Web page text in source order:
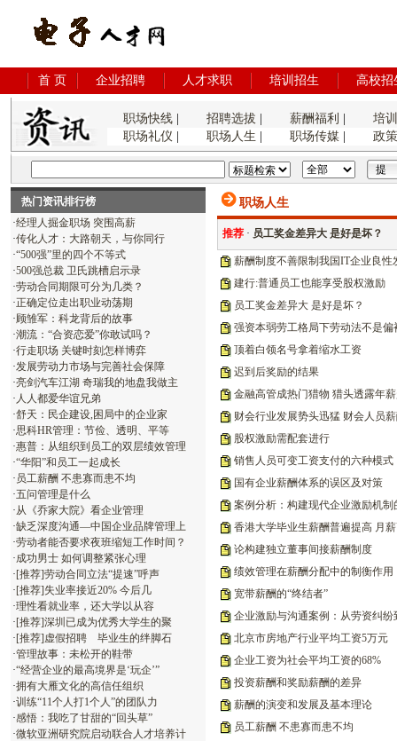
首 页 企业招聘 人才求职 培训招生 高校招
职场快线| 招聘选拔 薪酬福利
培
职场礼仪
职场人生 职场传媒| 政
热门资讯排行榜
·经理人掘金职场 突围高薪
·传化人才：大路朝天，与你同行
·“500强”里的四个不等式
·500强总裁 卫氏跳槽启示录
·劳动合同期限可分为几类？
·正确定位走出职业动荡期
·顾雏军：科龙背后的故事
·潮流：“合资恋爱”你敢试吗？
·行走职场 关键时刻怎样博弈
·发展劳动力市场与完善社会保障
·亮剑汽车江湖 奇瑞我的地盘我做主
· 人人都爱华谊兄弟
·舒天：民企建设,困局中的企业家
·思科HR管理：节俭、透明、平等
·惠普：从组织到员工的双层绩效管理
·“华阳”和员工一起成长
· 员工薪酬 不患寡而患不均
·五问管理是什么
·从《乔家大院》看企业管理
·缺乏深度沟通—中国企业品牌管理上
·劳动者能否要求夜班缩短工作时间？
·成功男士 如何调整紧张心理
·[推荐]劳动合同立法“提速”呼声
·[推荐]失业率接近20% 今后几
·理性看就业率，还大学以从容
·[推荐]深圳已成为优秀大学生的聚
·[推荐]虚假招聘 毕业生的绊脚石
·管理故事：未松开的鞋带
·“经营企业的最高境界是‘玩企’”
·拥有大雁文化的高信任组织
·训练“11个人打1个人”的团队力
·感悟：我吃了甘甜的“回头草”
·微软亚洲研究院启动联合人才培养计
职场人生
推荐 · 员工奖金差异大 是好是坏？
薪酬制度不善限制我国IT企业良性
建行:普通员工也能享受股权激励
员工奖金差异大 是好是坏？
强资本弱劳工格局下劳动法不是偏
顶着白领名号拿着缩水工资
迟到后奖励的结果
金融高管成热门猎物 猎头透露年
财会行业发展势头迅猛 财会人员
股权激励需配套进行
销售人员可变工资支付的六种模式
国有企业薪酬体系的误区及对策
案例分析：构建现代企业激励机制
香港大学毕业生薪酬普遍提高 月
论构建独立董事间接薪酬制度
绩效管理在薪酬分配中的制衡作用
宽带薪酬的“终结者”
企业激励与沟通案例：从劳资纠纷
北京市房地产行业平均工资5万元
企业工资为社会平均工资的68%
投资薪酬和奖励薪酬的差异
薪酬的演变和发展及基本理论
员工薪酬 不患寡而患不均